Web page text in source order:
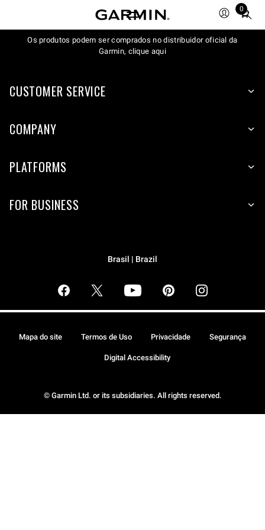
0
Total
items
in
Os produtos podem ser comprados no distribuidor oficial da
Garmin, clique aqui
CUSTOMER SERVICE
COMPANY
PLATFORMS
FOR BUSINESS
Brasil | Brazil
© Garmin Ltd. or its subsidiaries. All rights reserved.
Mapa do site Termos de Uso Privacidade Segurança
Digital Accessibility